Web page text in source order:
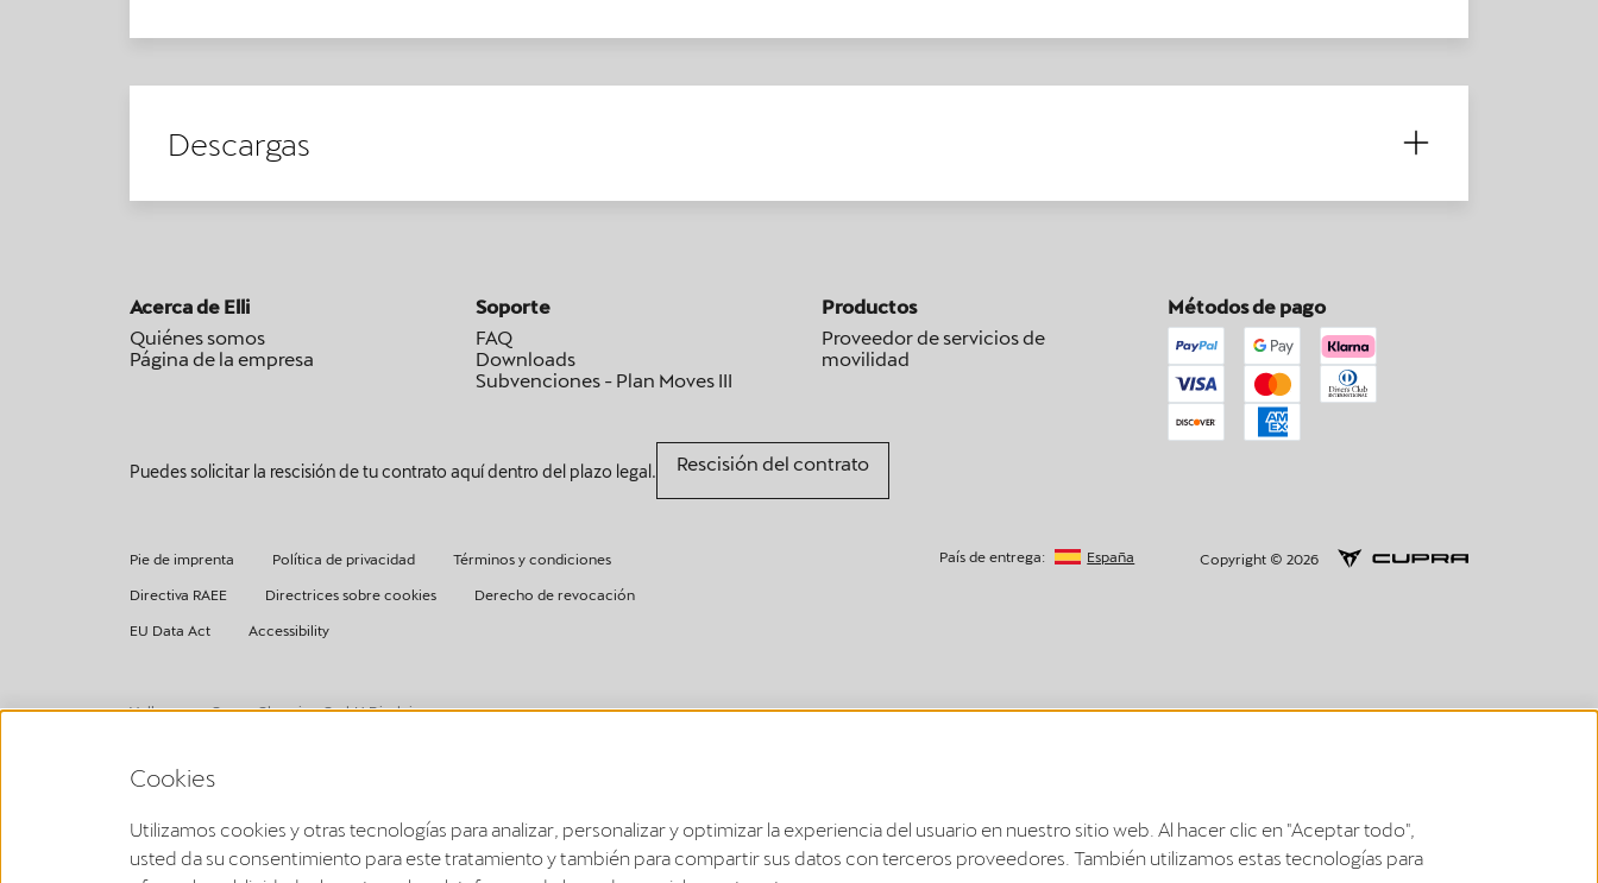
Descargas
Acerca de Elli
Quiénes somos
Página de la empresa
Soporte
FAQ
Downloads
Subvenciones - Plan Moves III
Productos
Proveedor de servicios de
movilidad
Métodos de pago
Puedes solicitar la rescisión de tu contrato aquí dentro del plazo legal. Rescisión del contrato
Pie de imprenta Política de privacidad Términos y condiciones
Directiva RAEE Directrices sobre cookies Derecho de revocación
EU Data Act Accessibility
País de entrega: España Copyright © 2026
Volkswagen Group Charging GmbH Disclaimer
CUPRA/SEAT Charger (1ª generazione a partire dal 2020):
La funcionalidad LTE solo puede utilizarse en los Estados miembros de la UE, así como en el Reino Unido, Suiza y Noruega.
La funcionalidad LTE solo puede utilizarse en los Estados miembros de la UE, así como en el Reino Unido, Suiza, Liechtenstein, Islandia y Noruega.
Le funzioni di ricarica intelligente sono per ora disponibili collegando l'app del veicolo e l'app Elli Smart Charging. In futuro, le funzioni di ricarica intelligente saranno integrate direttamente nell'app del
Cookies
Utilizamos cookies y otras tecnologías para analizar, personalizar y optimizar la experiencia del usuario en nuestro sitio web. Al hacer clic en "Aceptar todo",
usted da su consentimiento para este tratamiento y también para compartir sus datos con terceros proveedores. También utilizamos estas tecnologías para